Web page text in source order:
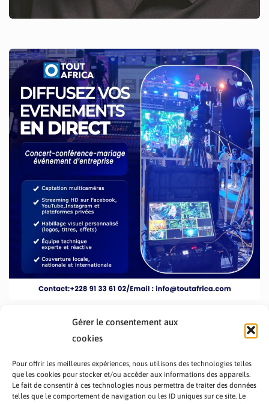
Gérer le consentement aux
cookies
Pour offrir les meilleures expériences, nous utilisons des technologies telles
que les cookies pour stocker et/ou accéder aux informations des appareils.
Le fait de consentir à ces technologies nous permettra de traiter des données
telles que le comportement de navigation ou les ID uniques sur ce site. Le